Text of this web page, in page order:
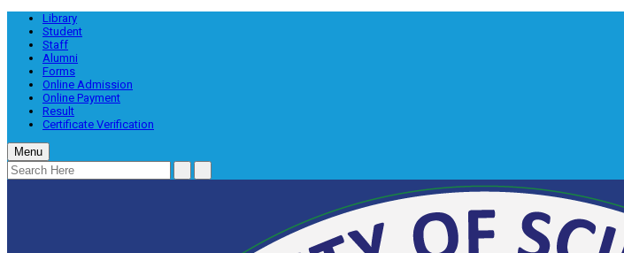
Library
Student
Staff
Alumni
Forms
Online Admission
Online Payment
Result
Certificate Verification
Menu